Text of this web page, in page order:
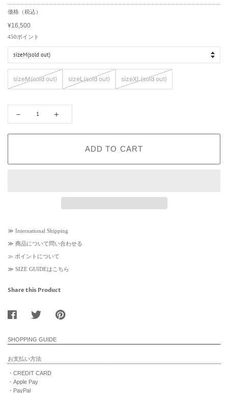
R
e
g
u
p
e
価格（税込）
S
a
r
¥16,500
450ポイント
sizeM(sold out) sizeL(sold out) sizeXL(sold out)
－ ＋
ADD TO CART
≫ International Shipping
≫ 商品について問い合わせる
≫ ポイントについて
≫ SIZE GUIDEはこちら
Share this Product
SHOPPING GUIDE
お支払い方法
・CREDIT CARD
・Apple Pay
・PayPal